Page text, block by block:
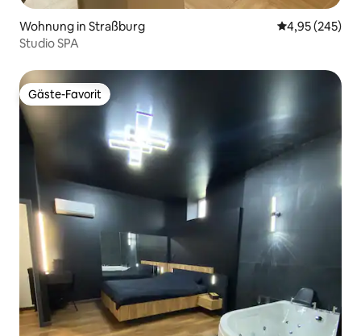
Wohnung in Straßburg
4,95 (245)
Studio SPA
Gäste-Favorit
Gäste-Favorit